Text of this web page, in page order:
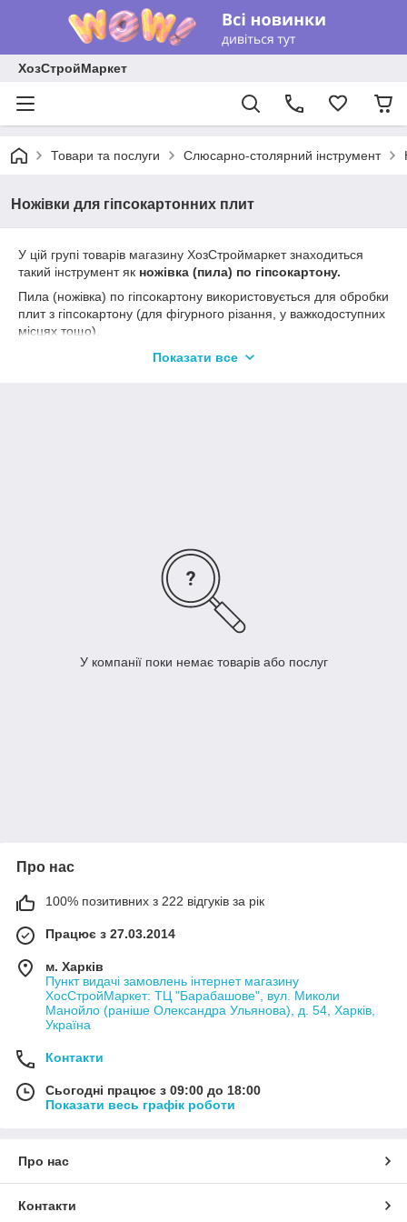
ХозСтройМаркет
Товари та послуги Слюсарно-столярний інструмент
Ножівки для гіпсокартонних плит
У цій групі товарів магазину ХозСтроймаркет знаходиться
такий інструмент як ножівка (пила) по гіпсокартону.
Пила (ножівка) по гіпсокартону використовується для обробки
плит з гіпсокартону (для фігурного різання, у важкодоступних
місцях тощо).
Ножівки (пилки) по гіпсокартонурозрізняють за такими
Показати все
У компанії поки немає товарів або послуг
Про нас
100% позитивних з 222 відгуків за рік
Працює з 27.03.2014
м. Харків
Пункт видачі замовлень інтернет магазину
ХосСтройМаркет: ТЦ "Барабашове", вул. Миколи
Манойло (раніше Олександра Ульянова), д. 54, Харків,
Україна
Контакти
Сьогодні працює з 09:00 до 18:00
Показати весь графік роботи
Про нас
Контакти